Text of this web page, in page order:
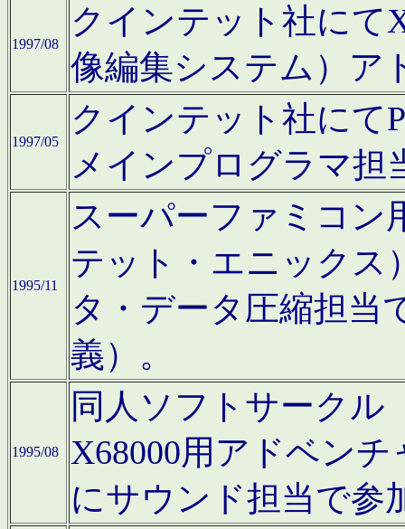
1997/08
クインテット社にて
像編集システム）ア
1997/05
クインテット社にて
メインプログラマ担
1995/11
スーパーファミコン
テット・エニックス
タ・データ圧縮担当
義）。
1995/08
同人ソフトサークル
X68000用アドベン
にサウンド担当で参